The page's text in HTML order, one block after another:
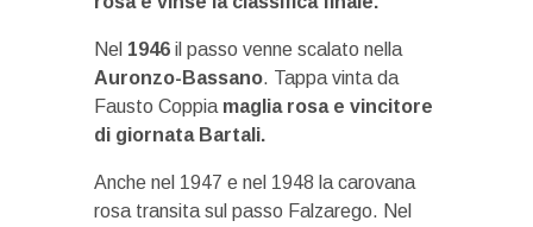
Nel 1946 il passo venne scalato nella
Auronzo-Bassano. Tappa vinta da
Fausto Coppia maglia rosa e vincitore
di giornata Bartali.
Anche nel 1947 e nel 1948 la carovana
rosa transita sul passo Falzarego. Nel